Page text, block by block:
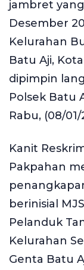
jambret yang
Desember
Kelurahan
Batu Aji,
dipimpin
Polsek Batu
Rabu, (08/01/
Kanit
Pakpahan
berinisial
Pelanduk
Kelurahan
Genta Batu